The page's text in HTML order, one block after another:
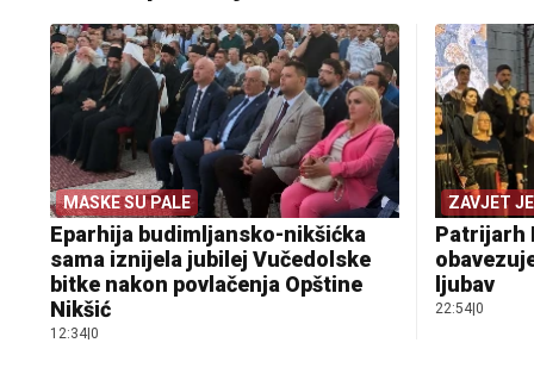
MASKE SU PALE
Eparhija budimljansko-nikšićka
sama iznijela jubilej Vučedolske
bitke nakon povlačenja Opštine
Nikšić
12:34 0
ZAVJET
Patrijarh
ljubav
22:54| 0